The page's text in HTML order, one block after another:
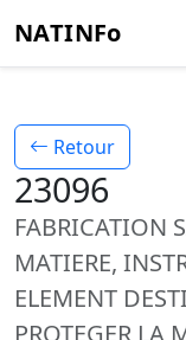
NATINFo
Retour
23096
FABRICATION
MATIERE,
ELEMENT
PROTEGER LA